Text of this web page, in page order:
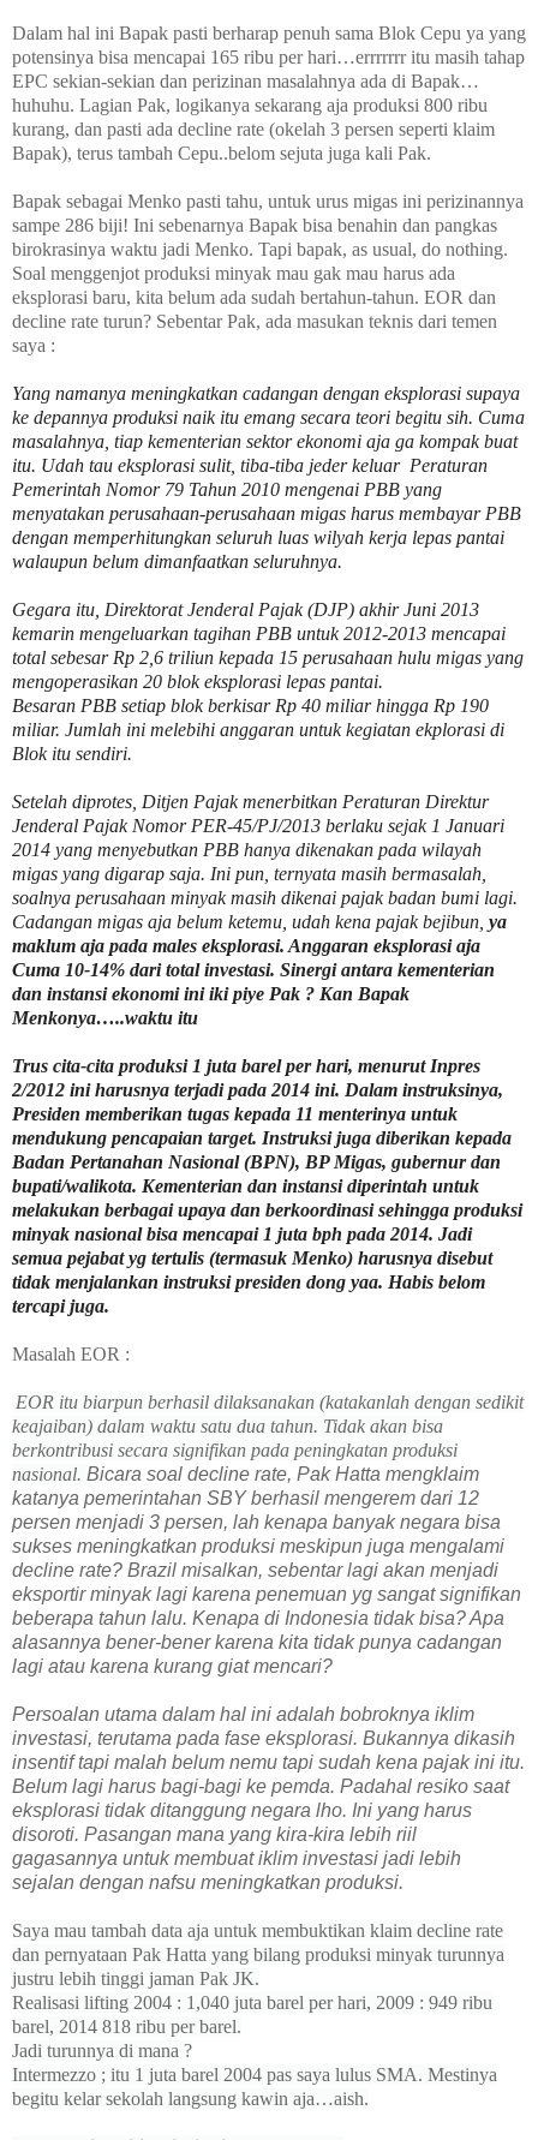
Dalam hal ini Bapak pasti berharap penuh sama Blok Cepu ya yang
potensinya bisa mencapai 165 ribu per hari…errrrrrr itu masih tahap
EPC sekian-sekian dan perizinan masalahnya ada di Bapak…
huhuhu. Lagian Pak, logikanya sekarang aja produksi 800 ribu
kurang, dan pasti ada decline rate (okelah 3 persen seperti klaim
Bapak), terus tambah Cepu..belom sejuta juga kali Pak.
Bapak sebagai Menko pasti tahu, untuk urus migas ini perizinannya
sampe 286 biji! Ini sebenarnya Bapak bisa benahin dan pangkas
birokrasinya waktu jadi Menko. Tapi bapak, as usual, do nothing.
Soal menggenjot produksi minyak mau gak mau harus ada
eksplorasi baru, kita belum ada sudah bertahun-tahun. EOR dan
decline rate turun? Sebentar Pak, ada masukan teknis dari temen
saya :
Yang namanya meningkatkan cadangan dengan eksplorasi supaya
ke depannya produksi naik itu emang secara teori begitu sih. Cuma
masalahnya, tiap kementerian sektor ekonomi aja ga kompak buat
itu. Udah tau eksplorasi sulit, tiba-tiba jeder keluar Peraturan
Pemerintah Nomor 79 Tahun 2010 mengenai PBB yang
menyatakan perusahaan-perusahaan migas harus membayar PBB
dengan memperhitungkan seluruh luas wilyah kerja lepas pantai
walaupun belum dimanfaatkan seluruhnya.
Gegara itu, Direktorat Jenderal Pajak (DJP) akhir Juni 2013
kemarin mengeluarkan tagihan PBB untuk 2012-2013 mencapai
total sebesar Rp 2,6 triliun kepada 15 perusahaan hulu migas yang
mengoperasikan 20 blok eksplorasi lepas pantai.
Besaran PBB setiap blok berkisar Rp 40 miliar hingga Rp 190
miliar. Jumlah ini melebihi anggaran untuk kegiatan ekplorasi di
Blok itu sendiri.
Setelah diprotes, Ditjen Pajak menerbitkan Peraturan Direktur
Jenderal Pajak Nomor PER-45/PJ/2013 berlaku sejak 1 Januari
2014 yang menyebutkan PBB hanya dikenakan pada wilayah
migas yang digarap saja. Ini pun, ternyata masih bermasalah,
soalnya perusahaan minyak masih dikenai pajak badan bumi lagi.
Cadangan migas aja belum ketemu, udah kena pajak bejibun, ya
maklum aja pada males eksplorasi. Anggaran eksplorasi aja
Cuma 10-14% dari total investasi. Sinergi antara kementerian
dan instansi ekonomi ini iki piye Pak ? Kan Bapak
Menkonya…..waktu itu
Trus cita-cita produksi 1 juta barel per hari, menurut Inpres
2/2012 ini harusnya terjadi pada 2014 ini. Dalam instruksinya,
Presiden memberikan tugas kepada 11 menterinya untuk
mendukung pencapaian target. Instruksi juga diberikan kepada
Badan Pertanahan Nasional (BPN), BP Migas, gubernur dan
bupati/walikota. Kementerian dan instansi diperintah untuk
melakukan berbagai upaya dan berkoordinasi sehingga produksi
minyak nasional bisa mencapai 1 juta bph pada 2014. Jadi
semua pejabat yg tertulis (termasuk Menko) harusnya disebut
tidak menjalankan instruksi presiden dong yaa. Habis belom
tercapi juga.
Masalah EOR :
EOR itu biarpun berhasil dilaksanakan (katakanlah dengan sedikit
keajaiban) dalam waktu satu dua tahun. Tidak akan bisa
berkontribusi secara signifikan pada peningkatan produksi
nasional. Bicara soal decline rate, Pak Hatta mengklaim
katanya pemerintahan SBY berhasil mengerem dari 12
persen menjadi 3 persen, lah kenapa banyak negara bisa
sukses meningkatkan produksi meskipun juga mengalami
decline rate? Brazil misalkan, sebentar lagi akan menjadi
eksportir minyak lagi karena penemuan yg sangat signifikan
beberapa tahun lalu. Kenapa di Indonesia tidak bisa? Apa
alasannya bener-bener karena kita tidak punya cadangan
lagi atau karena kurang giat mencari?
Persoalan utama dalam hal ini adalah bobroknya iklim
investasi, terutama pada fase eksplorasi. Bukannya dikasih
insentif tapi malah belum nemu tapi sudah kena pajak ini itu.
Belum lagi harus bagi-bagi ke pemda. Padahal resiko saat
eksplorasi tidak ditanggung negara lho. Ini yang harus
disoroti. Pasangan mana yang kira-kira lebih riil
gagasannya untuk membuat iklim investasi jadi lebih
sejalan dengan nafsu meningkatkan produksi.
Saya mau tambah data aja untuk membuktikan klaim decline rate
dan pernyataan Pak Hatta yang bilang produksi minyak turunnya
justru lebih tinggi jaman Pak JK.
Realisasi lifting 2004 : 1,040 juta barel per hari, 2009 : 949 ribu
barel, 2014 818 ribu per barel.
Jadi turunnya di mana ?
Intermezzo ; itu 1 juta barel 2004 pas saya lulus SMA. Mestinya
begitu kelar sekolah langsung kawin aja…aish.